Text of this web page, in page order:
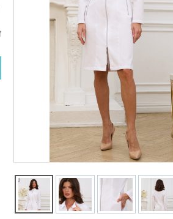
Блузон
женский
М-5102/1б
ПОДРОБНЕЕ